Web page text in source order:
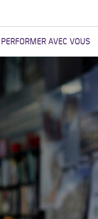
PERFORMER AVEC VOUS